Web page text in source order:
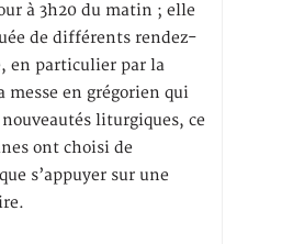
à 3h20 du matin ; elle
de différents rendez-
en particulier par la
messe en grégorien qui
liturgiques, ce
ont choisi de
s’appuyer sur une